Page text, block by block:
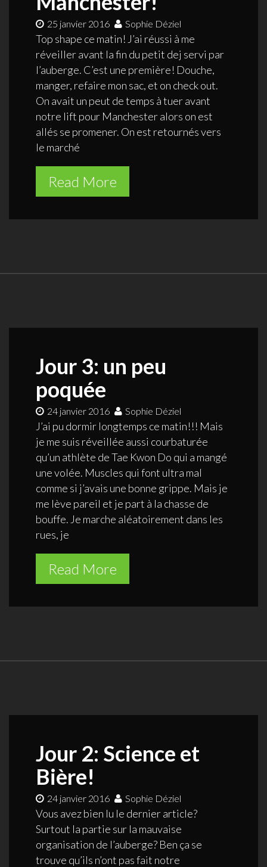
25 janvier 2016 Sophie Déziel
Top shape ce matin! J’ai réussi à me
réveiller avant la fin du petit dej servi par
l’auberge. C’est une première! Douche,
manger, refaire mon sac, et on check out.
On avait un peut de temps à tuer avant
notre lift pour Manchester alors on est
allés se promener. On est retournés vers
le marché
Read More
Jour 3: un peu
poquée
24 janvier 2016 Sophie Déziel
J’ai pu dormir longtemps ce matin!!! Mais
je me suis réveillée aussi courbaturée
qu’un athlète de Tae Kwon Do qui a mangé
une volée. Muscles qui font ultra mal
comme si j’avais une bonne grippe. Mais je
me lève pareil et je part à la chasse de
bouffe. Je marche aléatoirement dans les
rues, je
Read More
Jour 2: Science et
Bière!
24 janvier 2016 Sophie Déziel
Vous avez bien lu le dernier article?
Surtout la partie sur la mauvaise
organisation de l’auberge? Ben ça se
trouve qu’ils n’ont pas fait notre